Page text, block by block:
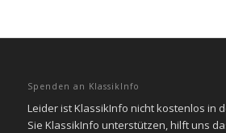
Spenden an KlassikInfo
Leider ist KlassikInfo nicht kostenlos in
Sie KlassikInfo unterstützen, hilft uns